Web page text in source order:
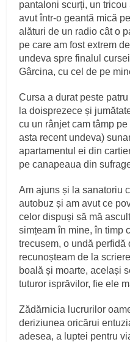
pantaloni scurți, un
avut într-o geantă mică
alături de un radio cât o
pe care am fost extrem
undeva spre finalul
Gârcina, cu cel de pe
Cursa a durat peste
la doisprezece și
cu un rânjet cam tâmp
asta recent undeva)
apartamentul ei din
pe canapeaua din
Am ajuns și la sanatoriu
autobuz și am avut ce
celor dispuși să mă
simțeam în mine, în timp
trecusem, o undă perfidă
recunoșteam de la
boală și moarte, același
tuturor isprăvilor, fie ele
Zădărnicia lucrurilor
deriziunea oricărui
adesea, a luptei pentru